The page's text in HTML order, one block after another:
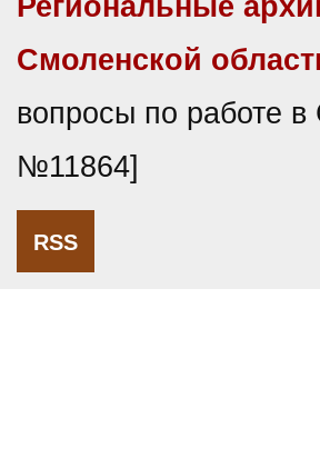
Региональные
Смоленской
вопросы по работе
№11864]
RSS